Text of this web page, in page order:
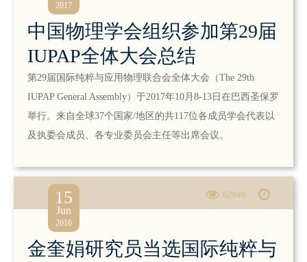
中国物理学会组织参加第29届
IUPAP全体大会总结
第29届国际纯粹与应用物理联合会全体大会（The 29th
IUPAP General Assembly）于2017年10月8-13日在巴西圣保罗
举行。来自全球37个国家/地区的共117位各成员学会代表以
及执委会成员、各专业委员会主任等出席会议。
2017
62946
金奎娟研究员当选国际纯粹与
15
Jun
2016